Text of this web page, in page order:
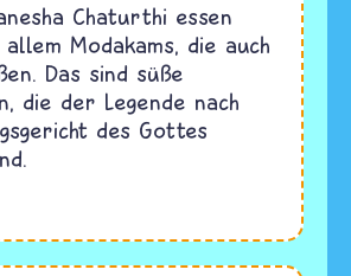
Chaturthi essen
Modakams, die auch
Das sind süße
die der Legende nach
des Gottes